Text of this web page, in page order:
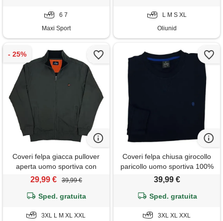
6 7
Maxi Sport
L M S XL
Oliunid
Coveri felpa giacca pullover
aperta uomo sportiva con
cerniera zip intera cotone (xxl
29,99 € 39,99 €
Sped. gratuita
3XL L M XL XXL
Coveri felpa chiusa girocollo
paricollo uomo sportiva 100%
cotone garzato m l xl (xl - blu)
39,99 €
Sped. gratuita
3XL XL XXL